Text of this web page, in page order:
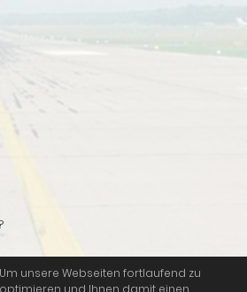
Um unsere Webseiten fortlaufend zu
optimieren und Ihnen damit einen